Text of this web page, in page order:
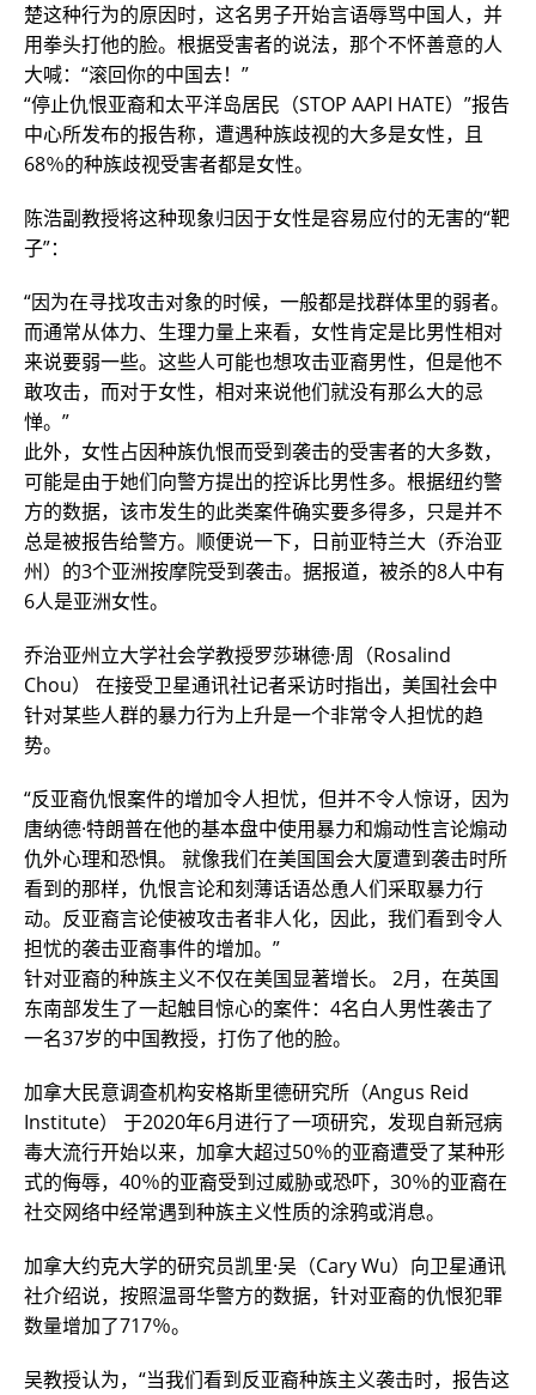
楚这种行为的原因时，这名男子开始言语辱骂中国人，并
用拳头打他的脸。根据受害者的说法，那个不怀善意的人
大喊：“滚回你的中国去！”
“停止仇恨亚裔和太平洋岛居民（STOP AAPI HATE）”报告
中心所发布的报告称，遭遇种族歧视的大多是女性，且
68％的种族歧视受害者都是女性。
陈浩副教授将这种现象归因于女性是容易应付的无害的“靶
子”：
“因为在寻找攻击对象的时候，一般都是找群体里的弱者。
而通常从体力、生理力量上来看，女性肯定是比男性相对
来说要弱一些。这些人可能也想攻击亚裔男性，但是他不
敢攻击，而对于女性，相对来说他们就没有那么大的忌
惮。”
此外，女性占因种族仇恨而受到袭击的受害者的大多数，
可能是由于她们向警方提出的控诉比男性多。根据纽约警
方的数据，该市发生的此类案件确实要多得多，只是并不
总是被报告给警方。顺便说一下，日前亚特兰大（乔治亚
州）的3个亚洲按摩院受到袭击。据报道，被杀的8人中有
6人是亚洲女性。
乔治亚州立大学社会学教授罗莎琳德·周（Rosalind
Chou） 在接受卫星通讯社记者采访时指出，美国社会中
针对某些人群的暴力行为上升是一个非常令人担忧的趋
势。
“反亚裔仇恨案件的增加令人担忧，但并不令人惊讶，因为
唐纳德·特朗普在他的基本盘中使用暴力和煽动性言论煽动
仇外心理和恐惧。 就像我们在美国国会大厦遭到袭击时所
看到的那样，仇恨言论和刻薄话语怂恿人们采取暴力行
动。反亚裔言论使被攻击者非人化，因此，我们看到令人
担忧的袭击亚裔事件的增加。”
针对亚裔的种族主义不仅在美国显著增长。 2月，在英国
东南部发生了一起触目惊心的案件：4名白人男性袭击了
一名37岁的中国教授，打伤了他的脸。
加拿大民意调查机构安格斯里德研究所（Angus Reid
Institute） 于2020年6月进行了一项研究，发现自新冠病
毒大流行开始以来，加拿大超过50％的亚裔遭受了某种形
式的侮辱，40％的亚裔受到过威胁或恐吓，30％的亚裔在
社交网络中经常遇到种族主义性质的涂鸦或消息。
加拿大约克大学的研究员凯里·吴（Cary Wu）向卫星通讯
社介绍说，按照温哥华警方的数据，针对亚裔的仇恨犯罪
数量增加了717％。
吴教授认为，“当我们看到反亚裔种族主义袭击时，报告这